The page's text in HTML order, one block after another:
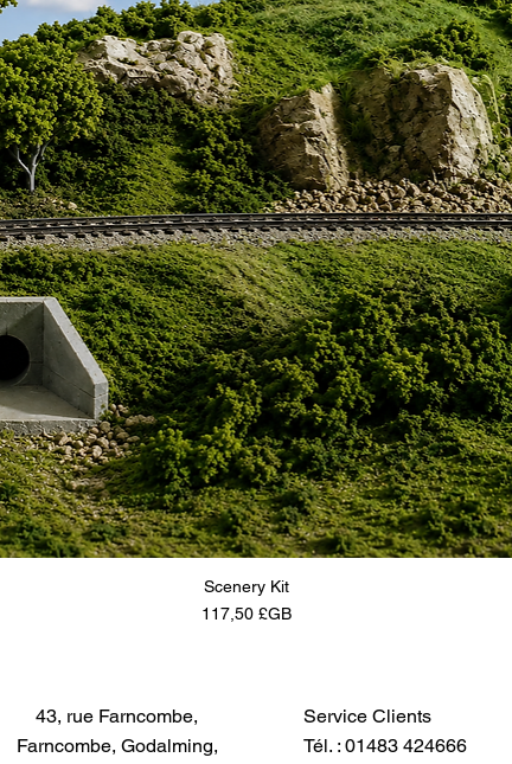
Scenery Kit
Prix
117,50 £GB
43, rue Farncombe,
Farncombe, Godalming,
Service Clients
Tél. : 01483 424666